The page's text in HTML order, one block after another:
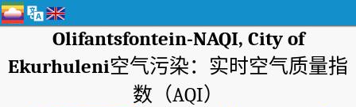
Olifantsfontein-NAQI, City of
Ekurhuleni空气污染：实时空气质量指
数（AQI）